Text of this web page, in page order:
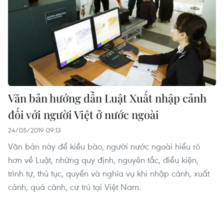
Văn bản hướng dẫn Luật Xuất nhập cảnh
đối với người Việt ở nước ngoài
24/05/2019 09:13
Văn bản này để kiều bào, người nước ngoài hiểu rõ
hơn về Luật, những quy định, nguyên tắc, điều kiện,
trình tự, thủ tục, quyền và nghĩa vụ khi nhập cảnh, xuất
cảnh, quá cảnh, cư trú tại Việt Nam.